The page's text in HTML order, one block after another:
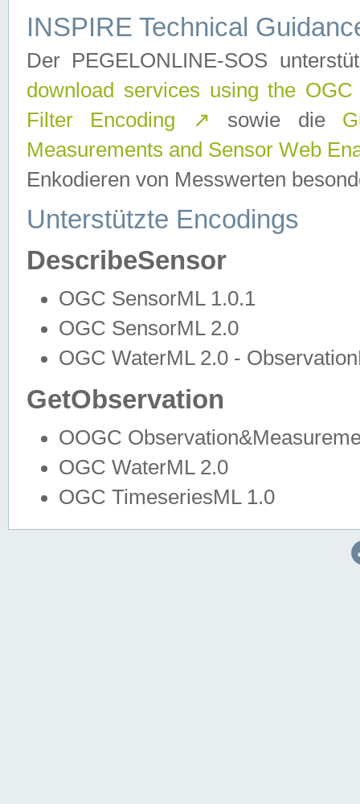
INSPIRE Technical
Der PEGELONLINE-SOS
download services using the
Filter Encoding
↗ sowie die
Measurements and Sensor Web
Enkodieren von Messwerten
Unterstützte Encodings
DescribeSensor
OGC SensorML 1.0.1
OGC SensorML 2.0
OGC WaterML 2.0 -
GetObservation
OOGC
OGC WaterML 2.0
OGC TimeseriesML 1.0